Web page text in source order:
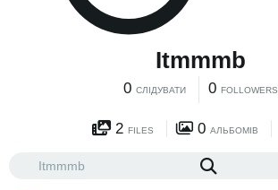
Itmmmb
0 СЛІДУВАТИ 0 FOLLOWERS
2 FILES 0 АЛЬБОМІВ